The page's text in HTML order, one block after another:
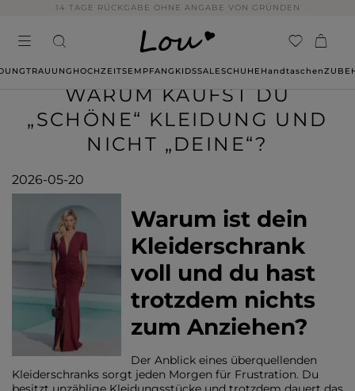
14 TAGE RÜCKGABE OHNE ANGABE VON GRÜNDEN
TRAUUNG HOCHZEITSEMPFANG KIDSSALESCHUHE Handtaschen
WARUM KAUFST DU
„SCHÖNE“ KLEIDUNG UND
NICHT „DEINE“?
2026-05-20
Warum ist dein
Kleiderschrank
voll und du hast
trotzdem nichts
zum Anziehen?
Der Anblick eines überquellenden
Kleiderschranks sorgt jeden Morgen für Frustration. Du